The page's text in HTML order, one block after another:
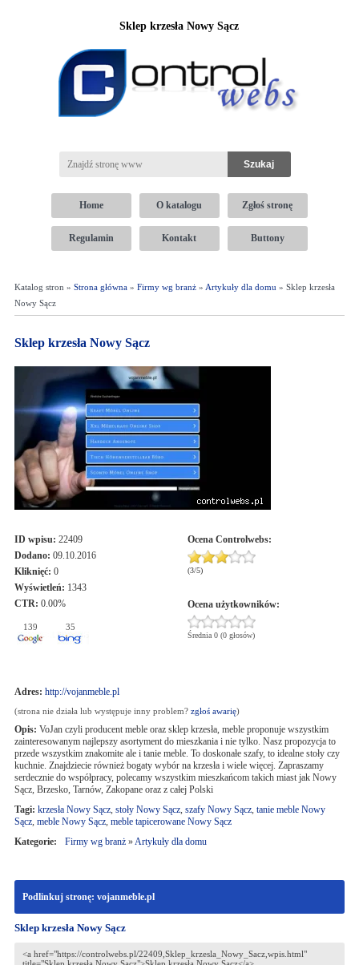
Sklep krzesła Nowy Sącz
Home O katalogu Zgłoś stronę
Regulamin Kontakt Buttony
Katalog stron » Strona główna» Firmy wg branż» Artykuły dla domu » Sklep krzesła
Nowy Sącz
Sklep krzesła Nowy Sącz
ID wpisu: 22409
Dodano: 09.10.2016
Kliknięć: 0
Wyświetleń: 1343
CTR: 0.00%
139 35
Ocena Controlwebs:
(3/5)
Ocena użytkowników:
Średnia 0 (0 głosów)
Adres: http://vojanmeble.pl
(strona nie działa lub występuje inny problem? zgłoś awarię)
Opis: VoJan czyli producent meble oraz sklep krzesła, meble proponuje wszystkim
zainteresowanym najlepszy asortyment do mieszkania i nie tylko. Nasz propozycja to
przede wszystkim znakomite ale i tanie meble. To doskonałe szafy, to idealne stoły czy
kuchnie. Znajdziecie również bogaty wybór na krzesła i wiele więcej. Zapraszamy
serdecznie do współpracy, polecamy wszystkim mieszkańcom takich miast jak Nowy
Sącz, Brzesko, Tarnów, Zakopane oraz z całej Polski
Tagi: krzesła Nowy Sącz, stoły Nowy Sącz, szafy Nowy Sącz, tanie meble Nowy
Sącz, meble Nowy Sącz, meble tapicerowane Nowy Sącz
Kategorie:
Firmy wg branż»Artykuły dla domu
Podlinkuj stronę: vojanmeble.pl
Sklep krzesła Nowy Sącz